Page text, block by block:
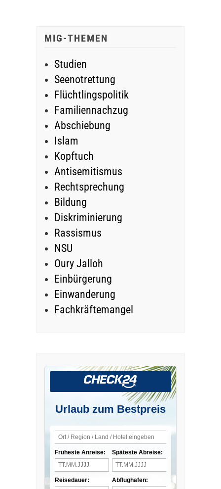
MIG-THEMEN
Studien
Seenotrettung
Flüchtlingspolitik
Familiennachzug
Abschiebung
Islam
Kopftuch
Antisemitismus
Rechtsprechung
Bildung
Diskriminierung
Rassismus
NSU
Oury Jalloh
Einbürgerung
Einwanderung
Fachkräftemangel
Urlaub zum Bestpreis
Früheste Anreise:
Reisedauer:
Späteste Abreise:
Abflughafen: